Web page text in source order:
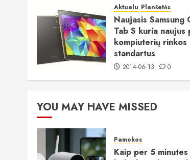
Aktualu Planšetės
Naujasis Samsung
Tab S kuria naujus
kompiuterių rinkos
standartus
2014-06-13 0
YOU MAY HAVE MISSED
Pamokos
Kaip per 5